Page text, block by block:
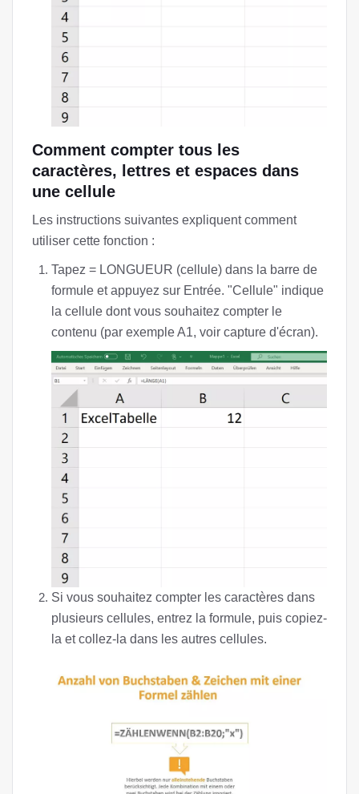
Comment compter tous les
caractères, lettres et espaces dans
une cellule
Les instructions suivantes expliquent comment
utiliser cette fonction :
Tapez = LONGUEUR (cellule) dans la barre de
formule et appuyez sur Entrée. "Cellule" indique
la cellule dont vous souhaitez compter le
contenu (par exemple A1, voir capture d'écran).
Si vous souhaitez compter les caractères dans
plusieurs cellules, entrez la formule, puis copiez-
la et collez-la dans les autres cellules.